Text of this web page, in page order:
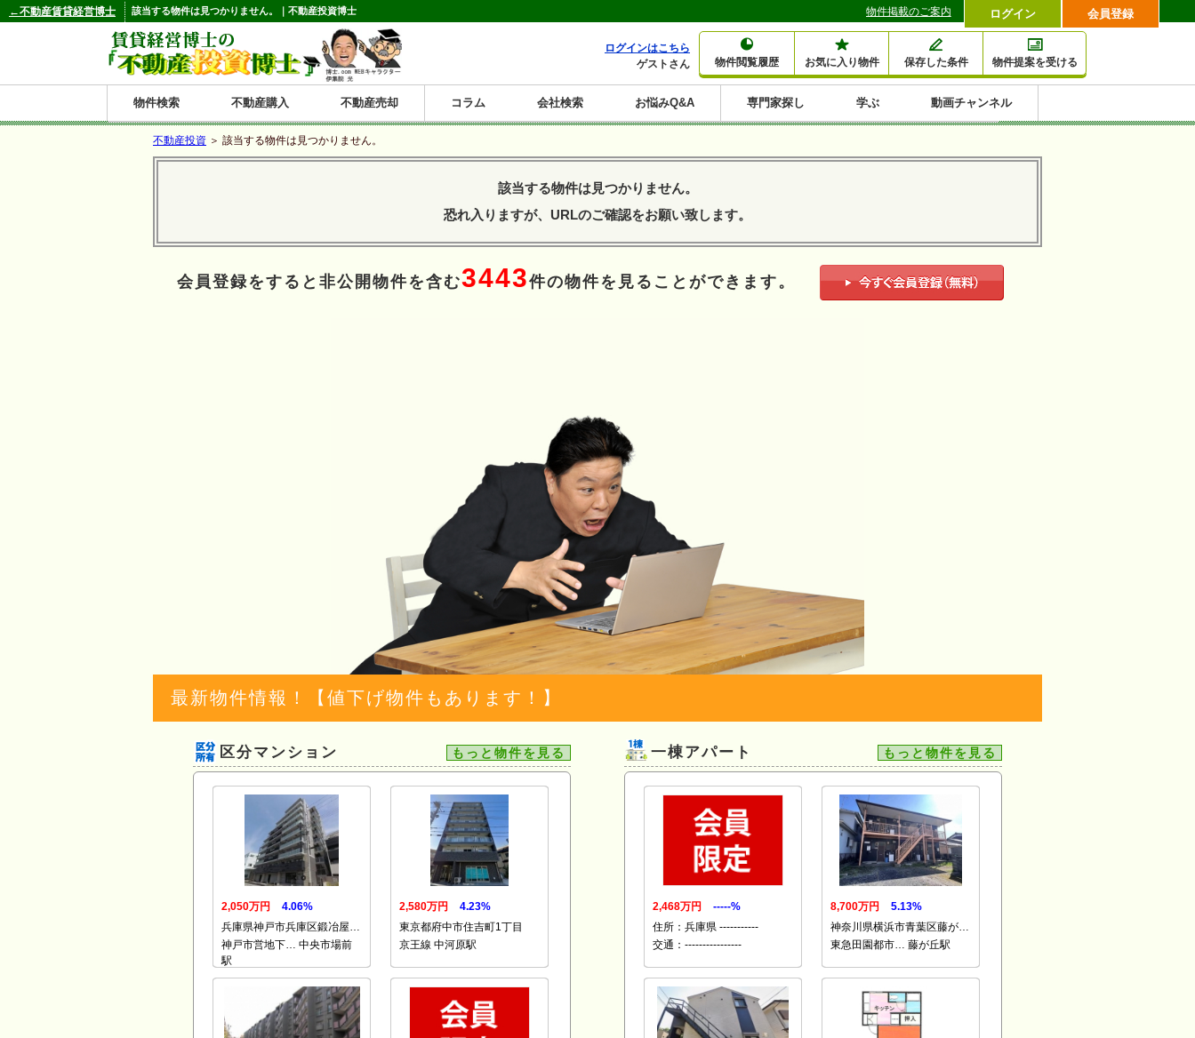
該当する物件は見つかりません。｜不動産投資博士
物件閲覧履歴 お気に入り物件 保存した条件 物件提案を受ける
ログインはこちら
ゲストさん
物件検索
投資マンション
一棟売りアパート
一棟売りマンション
一棟売りビル
店舗・事務所
賃貸併用住宅
戸建賃貸
土地
新築住宅
工場・倉庫
ホテルペンション 利回り7%以上
利回り8%以上
利回り9%以上
利回り10%以上
利回り11%以上
利回り12%以上
利回り13%以上
利回り14%以上
利回り15%以上
利回り16%以上
不動産購入 不動産売却 コラム 会社検索 お悩みQ&A 専門家探し 学ぶ 動画チャンネル
ログイン 会員登録
物件掲載のご案内
←不動産賃貸経営博士
不動産投資 ＞ 該当する物件は見つかりません。
該当する物件は見つかりません。
恐れ入りますが、URLのご確認をお願い致します。
会員登録をすると非公開物件を含む3443件の物件を見ることができます。
最新物件情報！【値下げ物件もあります！】
区分マンション もっと物件を見る
2,050万円
4.06%
兵庫県神戸市兵庫区鍛冶屋…
神戸市営地下… 中央市場前
駅
2,580万円
4.23%
東京都府中市住吉町1丁目
京王線 中河原駅
一棟アパート もっと物件を見る
2,468万円
-----%
住所：兵庫県 -----------
交通：----------------
8,700万円
5.13%
神奈川県横浜市青葉区藤が…
東急田園都市… 藤が丘駅